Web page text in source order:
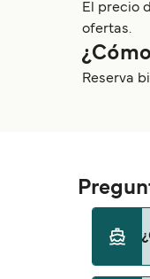
El precio
ofertas.
Reserva